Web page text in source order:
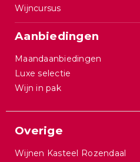
Wijncursus
Aanbiedingen
Maandaanbiedingen
Luxe selectie
Wijn in pak
Overige
Wijnen Kasteel Rozendaal